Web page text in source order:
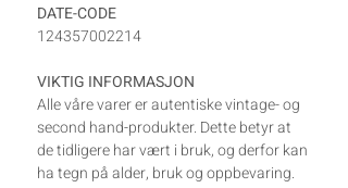
DATE-CODE
124357002214
VIKTIG INFORMASJON
Alle våre varer er autentiske vintage- og
second hand-produkter. Dette betyr at
de tidligere har vært i bruk, og derfor kan
ha tegn på alder, bruk og oppbevaring.